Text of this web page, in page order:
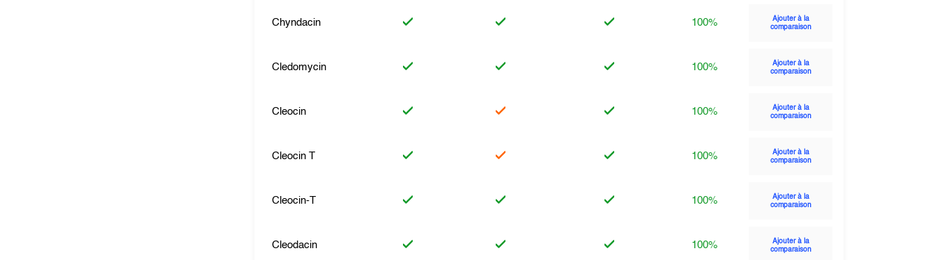
Chyndacin 100%
Ajouter à la
comparaison
Cledomycin 100%
Ajouter à la
comparaison
Cleocin 100%
Ajouter à la
comparaison
Cleocin T 100%
Ajouter à la
comparaison
Cleocin-T 100%
Ajouter à la
comparaison
Cleodacin 100%
Ajouter à la
comparaison